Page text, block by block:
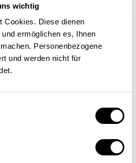
wichtig
Cookies. Diese dienen
ermöglichen es, Ihnen
Personenbezogene
und werden nicht für
classe mondiale » comprennent une
10 % les plus performantes
particulièrement souvent cités
; Bechtold et de Rassenfosse